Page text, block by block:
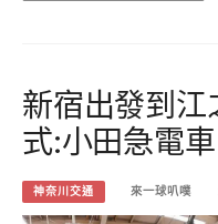
新宿出發到
式:小田急電
神奈川交通 來一球叭噗